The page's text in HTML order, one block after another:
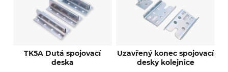
TK5A Dutá spojovací
deska
Uzavřený konec spojovací
desky kolejnice